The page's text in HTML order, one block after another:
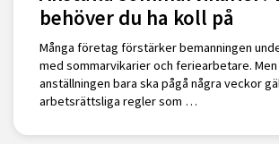
behöver du ha koll på
Många företag förstärker bemanningen
med sommarvikarier och feriearbetare. Men
anställningen bara ska pågå några veckor
arbetsrättsliga regler som …